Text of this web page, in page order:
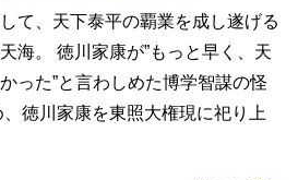
て、天下泰平の覇業を成し遂げる
海。 徳川家康が”もっと早く、天
った”と言わしめた博学智謀の怪
徳川家康を東照大権現に祀り上